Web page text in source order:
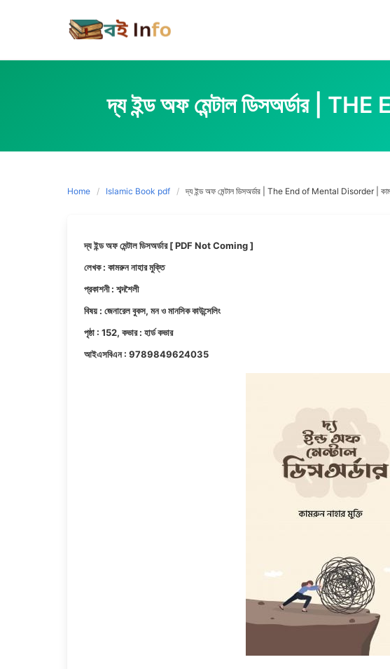
দ্য ইন্ড অফ মেন্টাল ডিসঅর্ডার |
Home Islamic Book pdf দ্য ইন্ড অফ মেন্টাল ডিসঅর্ডার | The End of Mental Disorder |
দ্য ইন্ড অফ মেন্টাল ডিসঅর্ডার [ PDF Not Coming ]
লেখক : কামরুন নাহার মুক্তি
প্রকাশনী : শব্দশৈলী
বিষয় : জেনারেল বুকস, মন ও মানসিক কাউন্সেলিং
পৃষ্ঠা : 152, কভার : হার্ড কভার
আইএসবিএন : 9789849624035